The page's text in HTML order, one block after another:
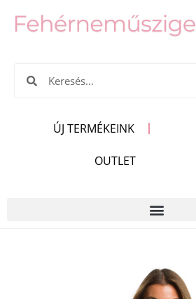
ÚJ TERMÉKEINK
OUTLET